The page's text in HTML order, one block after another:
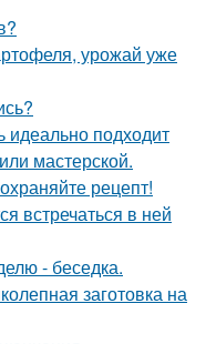
урожай уже
идеально подходит
мастерской.
рецепт!
встречаться в ней
- беседка.
заготовка на